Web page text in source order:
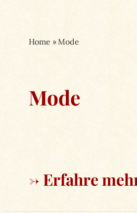
Home »Mode
Mode
→ Erfahre